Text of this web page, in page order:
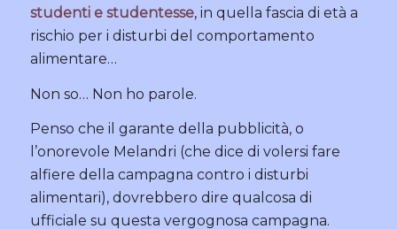
studenti e studentesse, in quella fascia di età a
rischio per i disturbi del comportamento
alimentare…
Non so… Non ho parole.
Penso che il garante della pubblicità, o
l’onorevole Melandri (che dice di volersi fare
alfiere della campagna contro i disturbi
alimentari), dovrebbero dire qualcosa di
ufficiale su questa vergognosa campagna.